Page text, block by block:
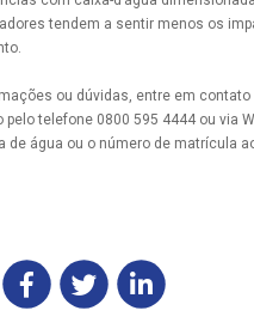
tendem a sentir menos os
ou dúvidas, entre em
telefone 0800 595 4444 ou via
de água ou o número de matrícula